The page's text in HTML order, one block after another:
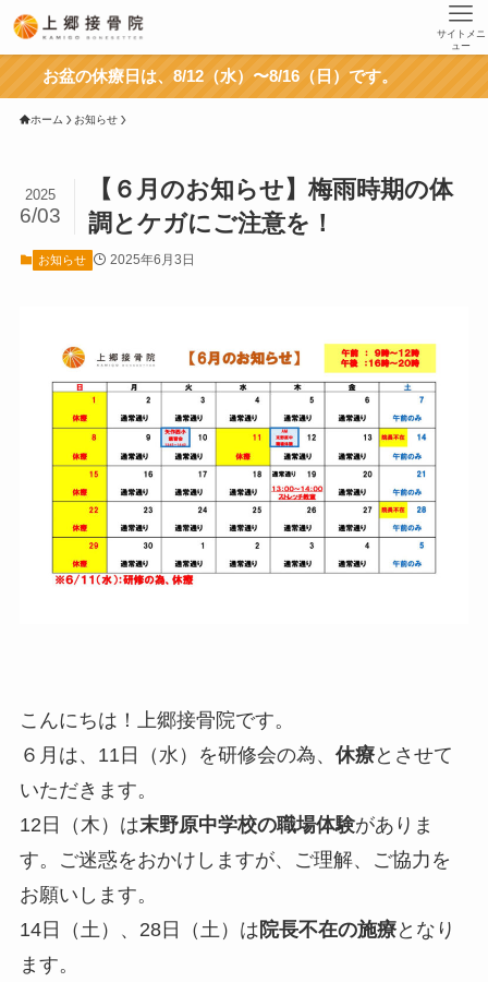
サイトメニ
ュー
お盆の休療日は、8/12（水）〜8/16（日）です。
ホーム お知らせ
【６月のお知らせ】梅雨時期の体
調とケガにご注意を！
2025
6/03
お知らせ 2025年6月3日
こんにちは！上郷接骨院です。
６月は、11日（水）を研修会の為、 休療とさせて
いただきます。
12日（木）は末野原中学校の職場体験がありま
す。ご迷惑をおかけしますが、ご理解、ご協力を
お願いします。
14日（土）、28日（土）は院長不在の施療となり
ます。